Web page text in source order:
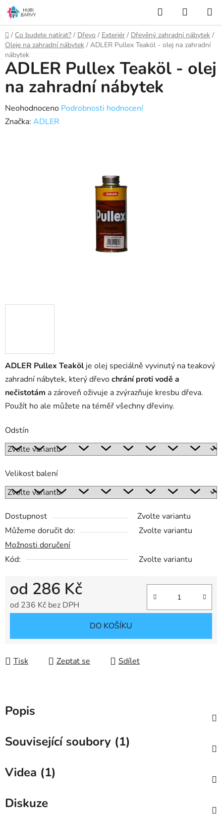
Přejít
na
obsah
Hledat
KOŠÍK
Domů
/ Co budete natírat? / Dřevo / Exteriér / Dřevěný zahradní nábytek /
Oleje na zahradní nábytek / ADLER Pullex Teaköl - olej na zahradní
nábytek
ADLER Pullex Teaköl je olej speciálně vyvinutý na teakový
zahradní nábytek, který dřevochrání proti vodě a
nečistotám a zároveň oživuje a zvýrazňuje kresbu dřeva.
Použít ho ale můžete na téměř všechny dřeviny.
Odstín
Velikost balení
Dostupnost
Zvolte variantu
Můžeme doručit do:
Zvolte variantu
Možnosti doručení
Kód:
Zvolte variantu
od 286 Kč
od 236 Kč bez DPH
DO KOŠÍKU
Tisk Zeptat se Sdílet
ADLER Pullex Teaköl - olej
na zahradní nábytek
Průměrné
hodnocení
Neohodnoceno Podrobnosti hodnocení
Značka: ADLER
Popis
Související soubory (1)
Videa (1)
Diskuze